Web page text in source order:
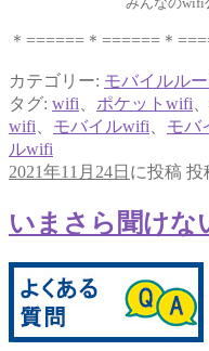
＊======＊======＊
カテゴリー: モバイルル
タグ: wifi ポケットwifi
wifi
モバイルwifi モバ
ルwifi
2021年11月24日 に投稿 投
いまさら聞けな